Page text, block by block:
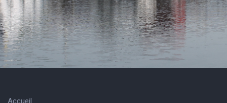
Accueil